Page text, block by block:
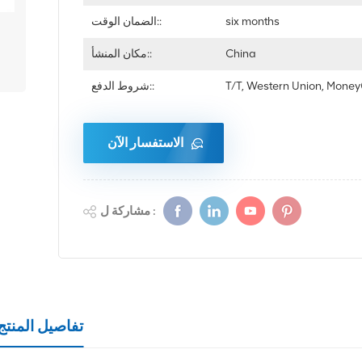
الضمان الوقت:: six months
مكان المنشأ:: China
شروط الدفع:: T/T, Western Union,
الاستفسار الآن
مشاركة ل :
تفاصيل